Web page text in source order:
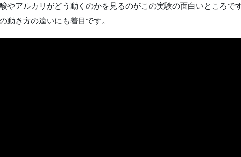
やアルカリがどう動くのかを見るのがこの実験の面白いところで
動き方の違いにも着目です。